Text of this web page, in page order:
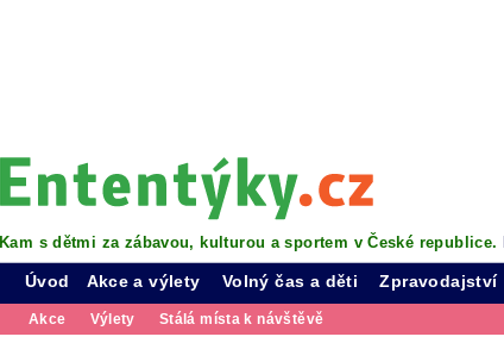
Kam s dětmi za zábavou, kulturou a sportem v České republice.
Úvod Akce a výlety
Akce Výlety Stálá místa k návštěvě
Volný čas a děti Zpravodajství